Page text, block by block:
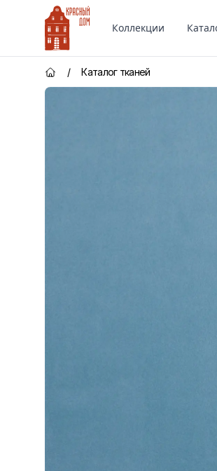
Красный Дом
Коллекции
Главная страница
/ Каталог тканей